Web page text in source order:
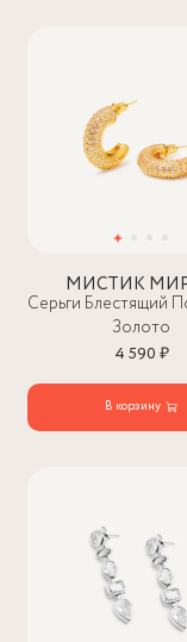
МИСТИК
Серьги Блестящий
Золото
4 590 ₽
В корзину